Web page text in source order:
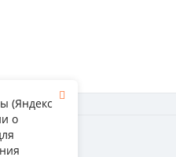
(Яндекс
о